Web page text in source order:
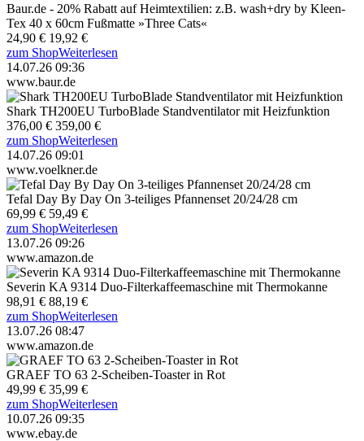
Baur.de - 20% Rabatt auf Heimtextilien: z.B. wash+dry by Kleen-
Tex 40 x 60cm Fußmatte »Three Cats«
24,90 € 19,92 €
zum ShopWeiterlesen
14.07.26 09:36
www.baur.de
Shark TH200EU TurboBlade Standventilator mit Heizfunktion
376,00 € 359,00 €
zum ShopWeiterlesen
14.07.26 09:01
www.voelkner.de
Tefal Day By Day On 3-teiliges Pfannenset 20/24/28 cm
69,99 € 59,49 €
zum ShopWeiterlesen
13.07.26 09:26
www.amazon.de
Severin KA 9314 Duo-Filterkaffeemaschine mit Thermokanne
98,91 € 88,19 €
zum ShopWeiterlesen
13.07.26 08:47
www.amazon.de
GRAEF TO 63 2-Scheiben-Toaster in Rot
49,99 € 35,99 €
zum ShopWeiterlesen
10.07.26 09:35
www.ebay.de